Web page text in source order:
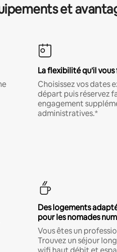
et
La flexibilité qu'il
Choisissez vos dates
départ puis réservez
engagement
administratives.*
Des logements
pour les nomades
Vous êtes un
Trouvez un séjour